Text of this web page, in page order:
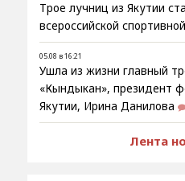
Трое лучниц из Якутии
всероссийской
05.08 в 16:21
Ушла из жизни главный
«Кындыкан», президент
Якутии, Ирина Данилова
Лента